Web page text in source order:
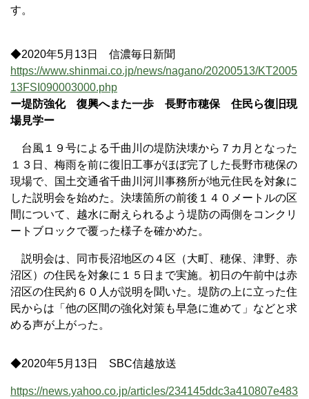
す。
◆2020年5月13日 信濃毎日新聞
https://www.shinmai.co.jp/news/nagano/20200513/KT2005
13FSI090003000.php
ー堤防強化 復興へまた一歩 長野市穂保 住民ら復旧現
場見学ー
台風１９号による千曲川の堤防決壊から７カ月となった
１３日、梅雨を前に復旧工事がほぼ完了した長野市穂保の
現場で、国土交通省千曲川河川事務所が地元住民を対象に
した説明会を始めた。決壊箇所の前後１４０メートルの区
間について、越水に耐えられるよう堤防の両側をコンクリ
ートブロックで覆った様子を確かめた。
説明会は、同市長沼地区の４区（大町、穂保、津野、赤
沼区）の住民を対象に１５日まで実施。初日の午前中は赤
沼区の住民約６０人が説明を聞いた。堤防の上に立った住
民からは「他の区間の強化対策も早急に進めて」などと求
める声が上がった。
◆2020年5月13日 SBC信越放送
https://news.yahoo.co.jp/articles/234145ddc3a410807e483